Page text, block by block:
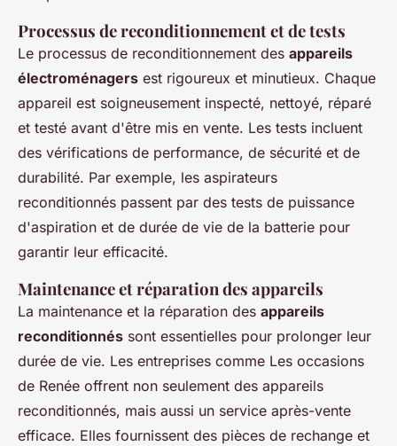
Processus de reconditionnement et de tests
Le processus de reconditionnement des appareils
électroménagers est rigoureux et minutieux. Chaque
appareil est soigneusement inspecté, nettoyé, réparé
et testé avant d'être mis en vente. Les tests incluent
des vérifications de performance, de sécurité et de
durabilité. Par exemple, les aspirateurs
reconditionnés passent par des tests de puissance
d'aspiration et de durée de vie de la batterie pour
garantir leur efficacité.
Maintenance et réparation des appareils
La maintenance et la réparation des appareils
reconditionnés sont essentielles pour prolonger leur
durée de vie. Les entreprises comme Les occasions
de Renée offrent non seulement des appareils
reconditionnés, mais aussi un service après-vente
efficace. Elles fournissent des pièces de rechange et